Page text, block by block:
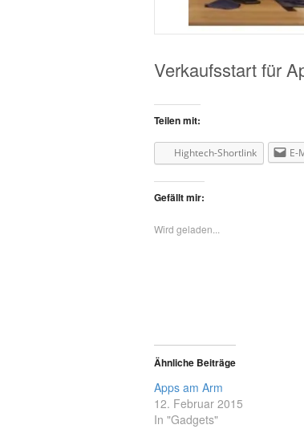
Verkaufsstart für
Teilen mit:
Hightech-Shortlink E-
Gefällt mir:
Wird geladen...
Ähnliche Beiträge
Apps am Arm
12. Februar 2015
In "Gadgets"